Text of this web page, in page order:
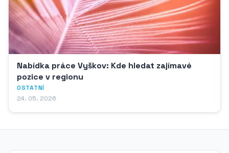
Nabídka práce Vyškov: Kde hledat zajímavé
pozice v regionu
OSTATNÍ
24. 05. 2026